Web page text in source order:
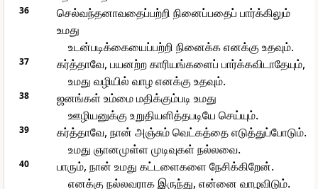
36
செல்வந்தனாவதைப்பற்றி நினைப்பதைப் பார்க்கிலும்
உமது
உடன்படிக்கையைப்பற்றி நினைக்க எனக்கு உதவும்.
37
கர்த்தாவே, பயனற்ற காரியங்களைப் பார்க்கவிடாதேயும்,
உமது வழியில் வாழ எனக்கு உதவும்.
38
ஜனங்கள் உம்மை மதிக்கும்படி உமது
ஊழியனுக்கு உறுதியளித்தபடியே செய்யும்.
39
கர்த்தாவே, நான் அஞ்சும் வெட்கத்தை எடுத்துப்போடும்.
உமது ஞானமுள்ள முடிவுகள் நல்லவை.
40
பாரும், நான் உமது கட்டளைகளை நேசிக்கிறேன்.
எனக்கு நல்லவராக இருந்து, என்னை வாழவிடும்.